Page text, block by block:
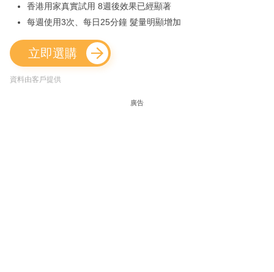
香港用家真實試用 8週後效果已經顯著
每週使用3次、每日25分鐘 髮量明顯增加
立即選購
資料由客戶提供
廣告